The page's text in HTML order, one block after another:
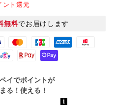
ント還元
無料でお届けします